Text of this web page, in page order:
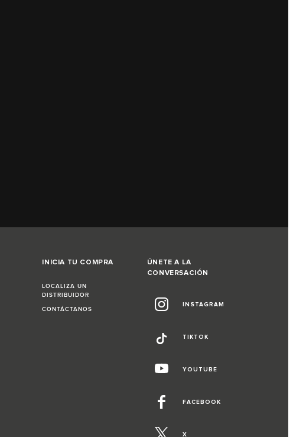
INICIA TU COMPRA
LOCALIZA UN
DISTRIBUIDOR
CONTÁCTANOS
ÚNETE A LA
CONVERSACIÓN
INSTAGRAM
TIKTOK
YOUTUBE
FACEBOOK
X